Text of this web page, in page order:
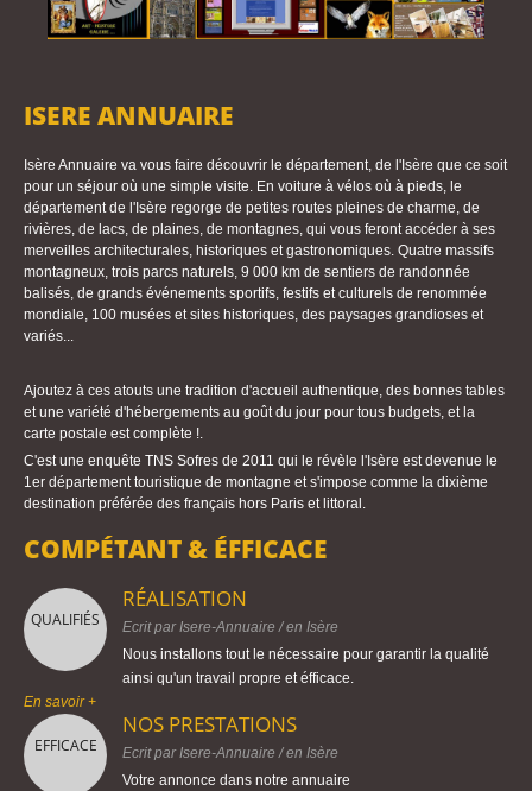
ISERE ANNUAIRE
Isère Annuaire va vous faire découvrir le département, de l'Isère que ce soit
pour un séjour où une simple visite. En voiture à vélos où à pieds, le
département de l'Isère regorge de petites routes pleines de charme, de
rivières, de lacs, de plaines, de montagnes, qui vous feront accéder à ses
merveilles architecturales, historiques et gastronomiques. Quatre massifs
montagneux, trois parcs naturels, 9 000 km de sentiers de randonnée
balisés, de grands événements sportifs, festifs et culturels de renommée
mondiale, 100 musées et sites historiques, des paysages grandioses et
variés...
Ajoutez à ces atouts une tradition d'accueil authentique, des bonnes tables
et une variété d'hébergements au goût du jour pour tous budgets, et la
carte postale est complète !.
C'est une enquête TNS Sofres de 2011 qui le révèle l'Isère est devenue le
1er département touristique de montagne et s'impose comme la dixième
destination préférée des français hors Paris et littoral.
COMPÉTANT & ÉFFICACE
QUALIFIÉS
RÉALISATION
Ecrit parIsere-Annuaire / en Isère
Nous installons tout le nécessaire pour garantir la qualité
ainsi qu'un travail propre et éfficace.
En savoir +
EFFICACE
NOS PRESTATIONS
Ecrit parIsere-Annuaire / en Isère
Votre annonce dans notre annuaire